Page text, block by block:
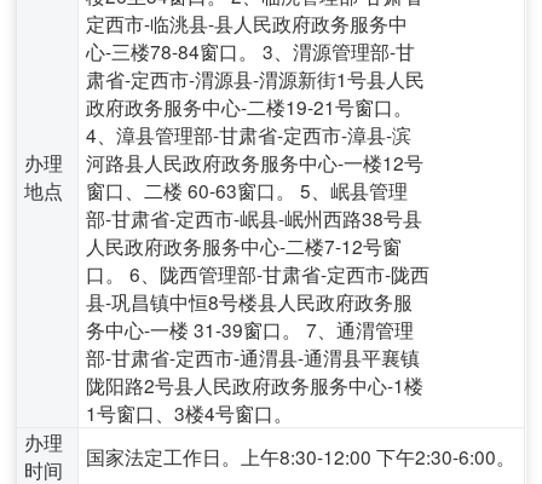
办理
地点
定西市-临洮县-县人民政府政务服务中
心-三楼78-84窗口。 3、渭源管理部-甘
肃省-定西市-渭源县-渭源新街1号县人民
政府政务服务中心-二楼19-21号窗口。
4、漳县管理部-甘肃省-定西市-漳县-滨
河路县人民政府政务服务中心-一楼12号
窗口、二楼 60-63窗口。 5、岷县管理
部-甘肃省-定西市-岷县-岷州西路38号县
人民政府政务服务中心-二楼7-12号窗
口。 6、陇西管理部-甘肃省-定西市-陇西
县-巩昌镇中恒8号楼县人民政府政务服
务中心-一楼 31-39窗口。 7、通渭管理
部-甘肃省-定西市-通渭县-通渭县平襄镇
陇阳路2号县人民政府政务服务中心-1楼
1号窗口、3楼4号窗口。
办理
时间
国家法定工作日。上午8:30-12:00 下午2:30-6:00。